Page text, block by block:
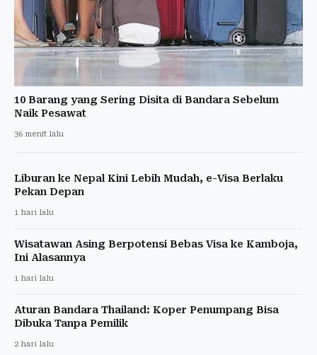
10 Barang yang Sering Disita di Bandara Sebelum
Naik Pesawat
36 menit lalu
Liburan ke Nepal Kini Lebih Mudah, e-Visa Berlaku
Pekan Depan
1 hari lalu
Wisatawan Asing Berpotensi Bebas Visa ke Kamboja,
Ini Alasannya
1 hari lalu
Aturan Bandara Thailand: Koper Penumpang Bisa
Dibuka Tanpa Pemilik
2 hari lalu